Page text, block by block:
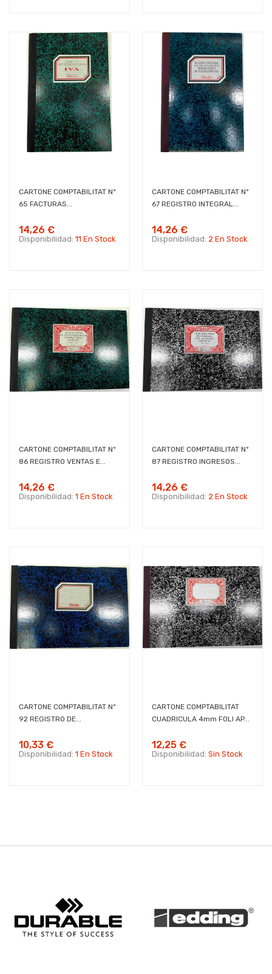
CARTONE COMPTABILITAT Nº
65 FACTURAS...
14,26 €
Disponibilidad: 11 En Stock
CARTONE COMPTABILITAT Nº
67 REGISTRO INTEGRAL...
14,26 €
Disponibilidad: 2 En Stock
CARTONE COMPTABILITAT Nº
86 REGISTRO VENTAS E...
14,26 €
Disponibilidad: 1 En Stock
CARTONE COMPTABILITAT Nº
87 REGISTRO INGRESOS...
14,26 €
Disponibilidad: 2 En Stock
CARTONE COMPTABILITAT Nº
92 REGISTRO DE...
10,33 €
Disponibilidad: 1 En Stock
CARTONE COMPTABILITAT
CUADRICULA 4mm FOLI AP...
12,25 €
Disponibilidad: Sin Stock